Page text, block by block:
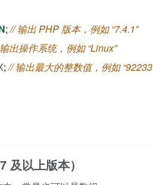
; // 输出 PHP 版本，例如 “7.4.1”
出操作系统，例如 “Linux”
; // 输出最大的整数值，例如
及以上版本）